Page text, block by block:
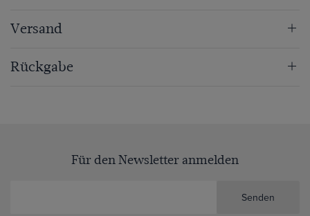
Versand
Rückgabe
Für den Newsletter anmelden
Senden